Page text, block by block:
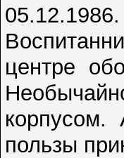
центре
корпусом.
пользы